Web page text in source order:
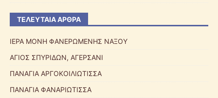
ΤΕΛΕΥΤΑΊΑ ΆΡΘΡΑ
ΙΕΡΑ ΜΟΝΗ ΦΑΝΕΡΩΜΕΝΗΣ ΝΑΞΟΥ
ΑΓΙΟΣ ΣΠΥΡΙΔΩΝ, ΑΓΕΡΣΑΝΙ
ΠΑΝΑΓΙΑ ΑΡΓΟΚΟΙΛΙΩΤΙΣΣΑ
ΠΑΝΑΓΙΑ ΦΑΝΑΡΙΩΤΙΣΣΑ